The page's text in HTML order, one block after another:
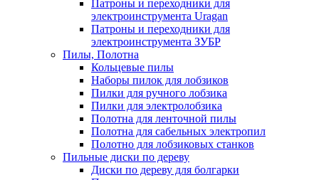
Патроны и переходники для
электроинструмента Uragan
Патроны и переходники для
электроинструмента ЗУБР
Пилы, Полотна
Кольцевые пилы
Наборы пилок для лобзиков
Пилки для ручного лобзика
Пилки для электролобзика
Полотна для ленточной пилы
Полотна для сабельных электропил
Полотно для лобзиковых станков
Пильные диски по дереву
Диски по дереву для болгарки